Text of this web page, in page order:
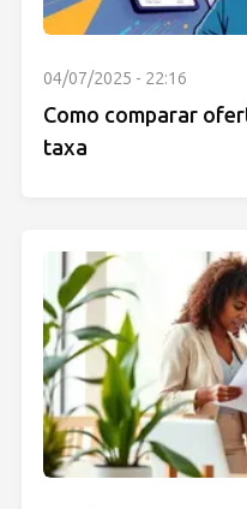
04/07/2025 - 22:16
Como comparar
taxa